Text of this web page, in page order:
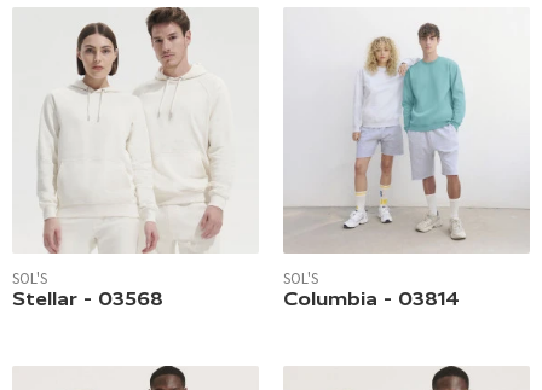
SOL'S
Stellar - 03568
SOL'S
Columbia - 03814